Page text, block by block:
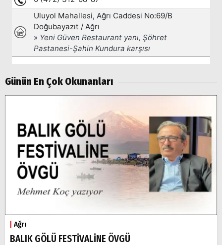
Günün En Çok Okunanları
Ağrı
BALIK GÖLÜ FESTİVALİNE ÖVGÜ